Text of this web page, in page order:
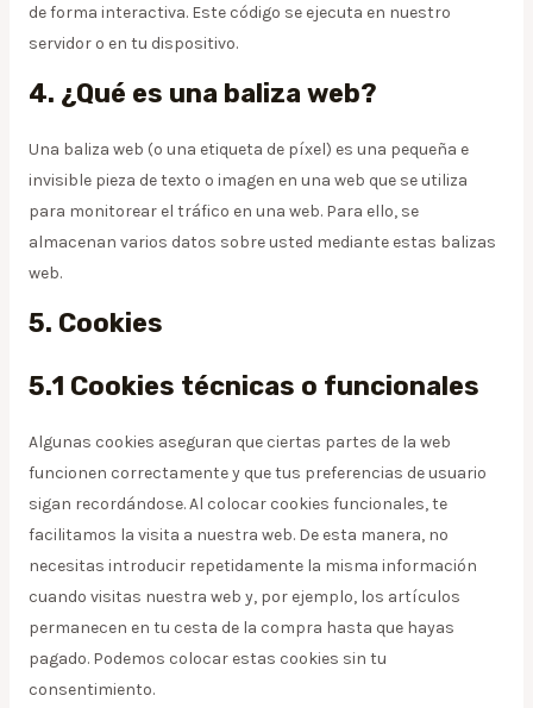
de forma interactiva. Este código se ejecuta en nuestro
servidor o en tu dispositivo.
4. ¿Qué es una baliza web?
Una baliza web (o una etiqueta de píxel) es una pequeña e
invisible pieza de texto o imagen en una web que se utiliza
para monitorear el tráfico en una web. Para ello, se
almacenan varios datos sobre usted mediante estas balizas
web.
5. Cookies
5.1 Cookies técnicas o funcionales
Algunas cookies aseguran que ciertas partes de la web
funcionen correctamente y que tus preferencias de usuario
sigan recordándose. Al colocar cookies funcionales, te
facilitamos la visita a nuestra web. De esta manera, no
necesitas introducir repetidamente la misma información
cuando visitas nuestra web y, por ejemplo, los artículos
permanecen en tu cesta de la compra hasta que hayas
pagado. Podemos colocar estas cookies sin tu
consentimiento.